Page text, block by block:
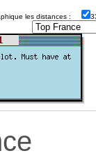
les distances :